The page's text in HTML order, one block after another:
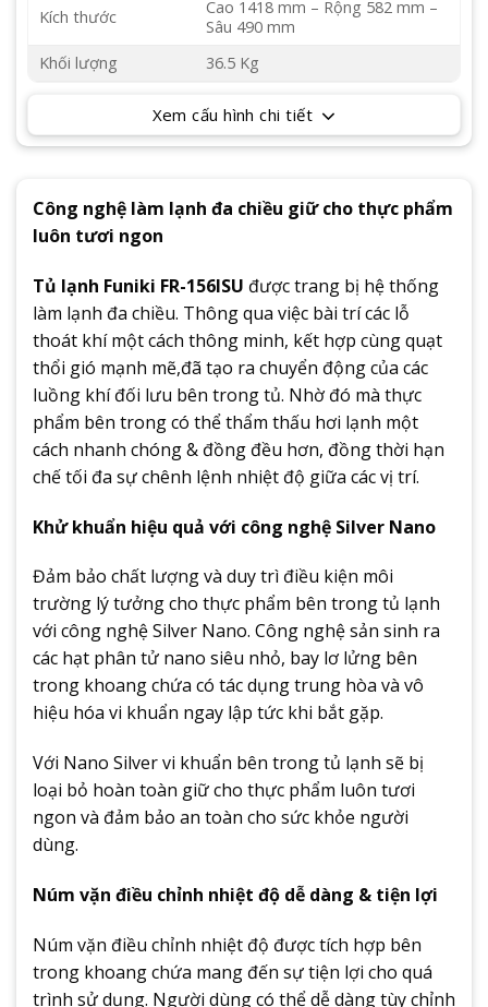
Công nghệ làm lạnh đa chiều giữ cho thực phẩm
luôn tươi ngon
Tủ lạnh Funiki FR-156ISU được trang bị hệ thống
làm lạnh đa chiều. Thông qua việc bài trí các lỗ
thoát khí một cách thông minh, kết hợp cùng quạt
thổi gió mạnh mẽ,đã tạo ra chuyển động của các
luồng khí đối lưu bên trong tủ. Nhờ đó mà thực
phẩm bên trong có thể thẩm thấu hơi lạnh một
cách nhanh chóng & đồng đều hơn, đồng thời hạn
chế tối đa sự chênh lệnh nhiệt độ giữa các vị trí.
Khử khuẩn hiệu quả với công nghệ Silver Nano
Đảm bảo chất lượng và duy trì điều kiện môi
trường lý tưởng cho thực phẩm bên trong tủ lạnh
với công nghệ Silver Nano. Công nghệ sản sinh ra
các hạt phân tử nano siêu nhỏ, bay lơ lửng bên
trong khoang chứa có tác dụng trung hòa và vô
hiệu hóa vi khuẩn ngay lập tức khi bắt gặp.
Với Nano Silver vi khuẩn bên trong tủ lạnh sẽ bị
loại bỏ hoàn toàn giữ cho thực phẩm luôn tươi
ngon và đảm bảo an toàn cho sức khỏe người
dùng.
Núm vặn điều chỉnh nhiệt độ dễ dàng & tiện lợi
Núm vặn điều chỉnh nhiệt độ được tích hợp bên
trong khoang chứa mang đến sự tiện lợi cho quá
trình sử dụng. Người dùng có thể dễ dàng tùy chỉnh
Kích thước
Cao 1418 mm – Rộng 582 mm –
Sâu 490 mm
Khối lượng
36.5 Kg
Xem cấu hình chi tiết